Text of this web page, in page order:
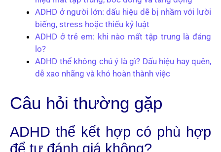
ADHD ở người lớn: dấu hiệu dễ bị nhầm với lười
biếng, stress hoặc thiếu kỷ luật
ADHD ở trẻ em: khi nào mất tập trung là đáng
lo?
ADHD thể không chú ý là gì? Dấu hiệu hay quên,
dễ xao nhãng và khó hoàn thành việc
Câu hỏi thường gặp
ADHD thể kết hợp có phù hợp
để tự đánh giá không?